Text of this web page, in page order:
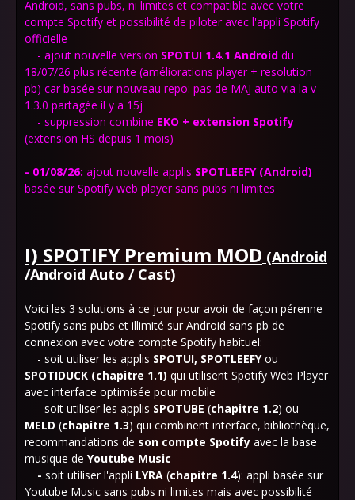
Android, sans pubs, ni limites et compatible avec votre
compte Spotify et possibilité de piloter avec l'appli Spotify
officielle
- ajout nouvelle version SPOTUI 1.4.1 Android du
18/07/26 plus récente (améliorations player + resolution
pb) car basée sur nouveau repo: pas de MAJ auto via la v
1.3.0 partagée il y a 15j
- suppression combine EKO + extension Spotify
(extension HS depuis 1 mois)
- 01/08/26: ajout nouvelle applis SPOTLEEFY (Android)
basée sur Spotify web player sans pubs ni limites
I) SPOTIFY Premium MOD (Android
/Android Auto / Cast)
Voici les 3 solutions à ce jour pour avoir de façon pérenne
Spotify sans pubs et illimité sur Android sans pb de
connexion avec votre compte Spotify habituel:
- soit utiliser les applis SPOTUI, SPOTLEEFYou
SPOTIDUCK (chapitre 1.1) qui utilisent Spotify Web Player
avec interface optimisée pour mobile
- soit utiliser les applis SPOTUBE (chapitre 1.2) ou
MELD (chapitre 1.3) qui combinent interface, bibliothèque,
recommandations de son compte Spotify avec la base
musique de Youtube Music
- soit utiliser l'appli LYRA (chapitre 1.4): appli basée sur
Youtube Music sans pubs ni limites mais avec possibilité